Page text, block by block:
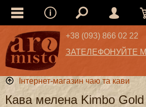
+38 (093) 866 02 22
ЗАТЕЛЕФОНУЙТЕ
Інтернет-магазин чаю та кави
Кава мелена Kimbo Gold